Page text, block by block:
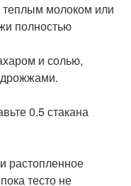
теплым молоком или
полностью
и солью,
0.5 стакана
растопленное
тесто не